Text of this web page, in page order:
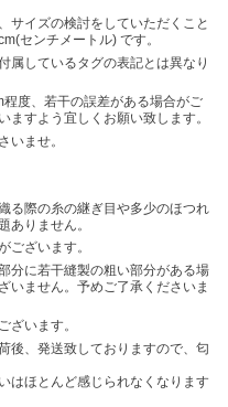
サイズの検討をしていただくこと
センチメートル) です。
属しているタグの表記とは異なり
度、若干の誤差がある場合がご
ますよう宜しくお願い致します。
いませ。
る際の糸の継ぎ目や多少のほつれ
ありません。
ございます。
分に若干縫製の粗い部分がある場
いません。予めご了承くださいま
ざいます。
後、発送致しておりますので、匂
はほとんど感じられなくなります